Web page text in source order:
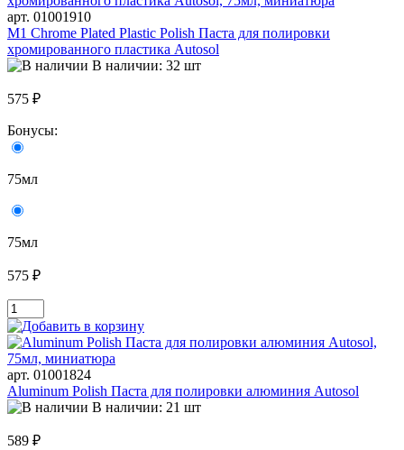
арт. 01001910
M1 Chrome Plated Plastic Polish Паста для полировки
хромированного пластика Autosol
В наличии: 32 шт
575 ₽
Бонусы:
75мл
75мл
575 ₽
арт. 01001824
Aluminum Polish Паста для полировки алюминия Autosol
В наличии: 21 шт
589 ₽